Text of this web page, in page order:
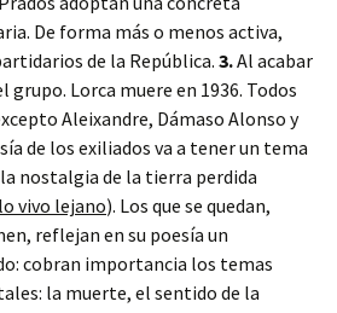
De forma más o menos activa,
de la República. 3.Al acabar
grupo. Lorca muere en 1936. Todos
Aleixandre, Dámaso Alonso y
de los exiliados va a tener un tema
nostalgia de la tierra perdida
vivo lejano). Los que se quedan,
reflejan en su poesía un
cobran importancia los temas
la muerte, el sentido de la